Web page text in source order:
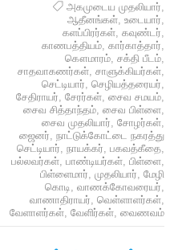
அகமுடைய முதலியார்,
ஆதீனங்கள், உடையார்,
களப்பிரர்கள், கவுண்டர்,
காணபத்தியம், கார்காத்தார்,
கௌமாரம், சக்தி பீடம்,
சாதவாகணர்கள், சாளுக்கியர்கள்,
செட்டியார், செழியத்தரையர்,
சேதிராயர், சேரர்கள், சைவ சமயம்,
சைவ சித்தாந்தம், சைவ பிள்ளை,
சைவ முதலியார், சோழர்கள்,
ஜைனர், நாட்டுக்கோட்டை நகரத்து
செட்டியார், நாயக்கர், பகவத்கீதை,
பல்லவர்கள், பாண்டியர்கள், பிள்ளை,
பிள்ளைமார், முதலியார், மேழி
கொடி, வாணக்கோவரையர்,
வாணாதிராயர், வெள்ளாளர்கள்,
வேளாளர்கள், வேளிர்கள், வைணவம்